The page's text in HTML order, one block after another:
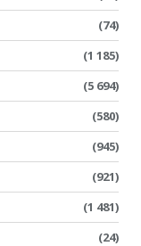
(74)
(1 185)
(5 694)
(580)
(945)
(921)
(1 481)
(24)